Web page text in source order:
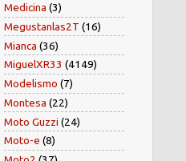
Medicina (3)
Megustanlas2T (16)
Mianca (36)
MiguelXR33 (4149)
Modelismo (7)
Montesa (22)
Moto Guzzi (24)
Moto-e (8)